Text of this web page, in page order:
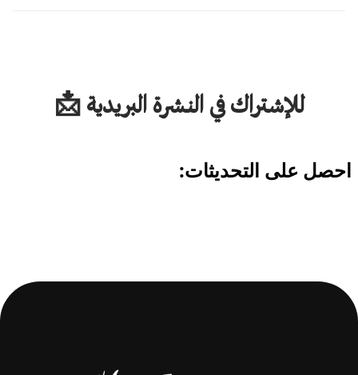
للإشتراك في النشرة البريدية 📩